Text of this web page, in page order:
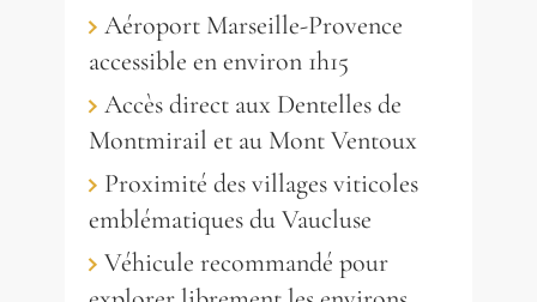
895 000 €
RÉF. 015896
316 m² chambres terrain 4 705 m²
948 000 €
RÉF. 018231
255 m² chambres terrain 9 777 m²
3 350 000 €
RÉF. 018378
532 m² 11 chambres
terrain 53 845 m²
1piscine
Aéroport Marseille-Provence
accessible en environ 1h15
Accès direct aux Dentelles de
Montmirail et au Mont Ventoux
Proximité des villages viticoles
emblématiques du Vaucluse
Véhicule recommandé pour